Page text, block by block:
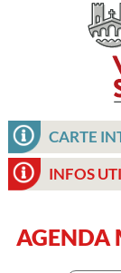
CARTE
INFOS
AGENDA